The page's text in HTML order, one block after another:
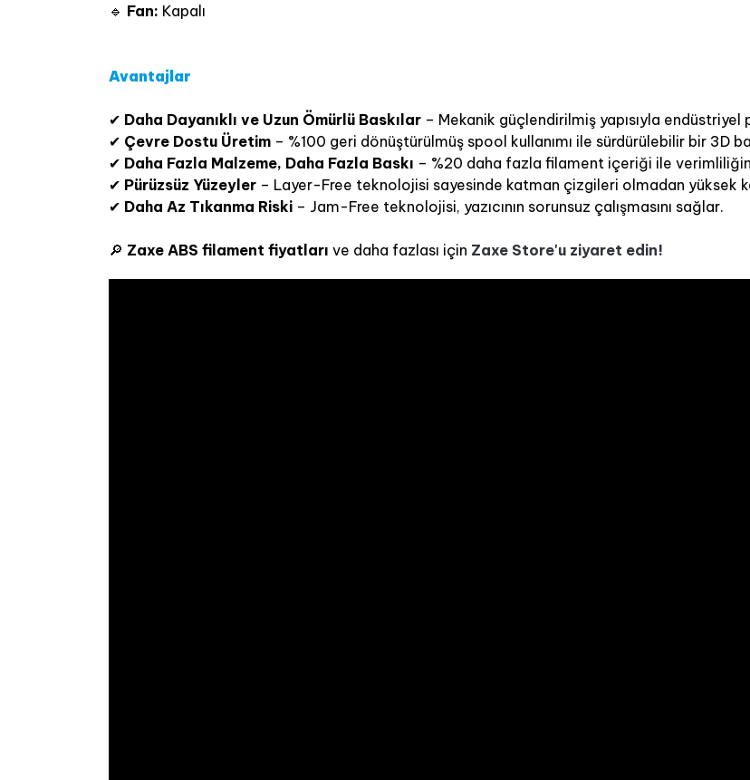
🔹 Fan: Kapalı
Avantajlar
✔ Daha Dayanıklı ve Uzun Ömürlü Baskılar – Mekanik güçlendirilmiş yapısıyla endüstriyel
✔ Çevre Dostu Üretim – %100 geri dönüştürülmüş spool kullanımı ile sürdürülebilir bir 3D
✔ Daha Fazla Malzeme, Daha Fazla Baskı – %20 daha fazla filament içeriği ile
✔ Pürüzsüz Yüzeyler – Layer-Free teknolojisi sayesinde katman çizgileri olmadan yüksek
✔ Daha Az Tıkanma Riski – Jam-Free teknolojisi, yazıcının sorunsuz çalışmasını sağlar.
🔎 Zaxe ABS filament fiyatları ve daha fazlası için Zaxe Store'u ziyaret edin!